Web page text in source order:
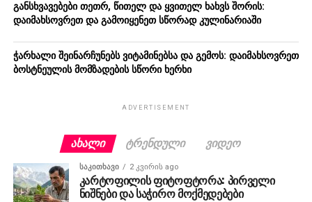
განსხვავებები თეთრ, წითელ და ყვითელ ხახვს შორის:
დაიმახსოვრეთ და გამოიყენეთ სწორად კულინარიაში
ჭარხალი შეინარჩუნებს ვიტამინებსა და გემოს: დაიმახსოვრეთ
ბოსტნეულის მომზადების სწორი ხერხი
ADVERTISEMENT
ᲐᲮᲐᲚᲘ ᲢᲠᲔᲜᲓᲣᲚᲘ ᲕᲘᲓᲔᲝ
ᲡᲐᲙᲘᲗᲮᲐᲕᲘ 2 კვირის ago
კარტოფილის ფიტოფტორა: პირველი
ნიშნები და საჭირო მოქმედებები